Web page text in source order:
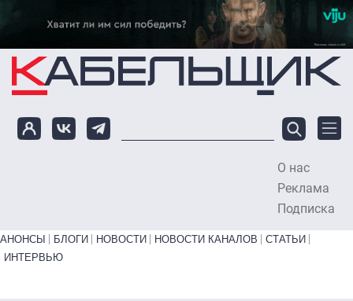
О нас
Реклама
Подписка
Primary links bottom
АНОНСЫ БЛОГИ НОВОСТИ НОВОСТИ КАНАЛОВ
СТАТЬИ
ИНТЕРВЬЮ